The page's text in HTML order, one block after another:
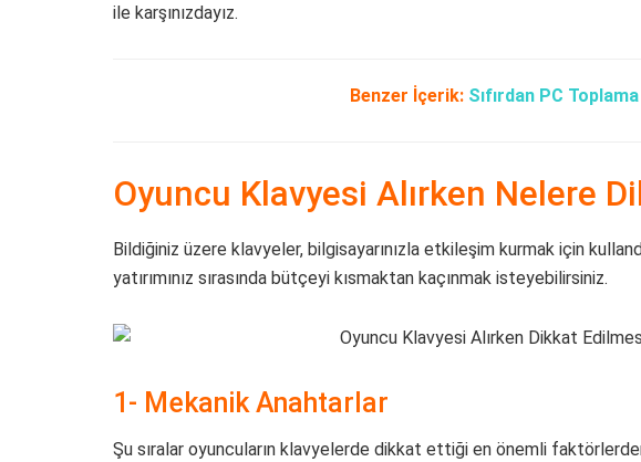
ile karşınızdayız.
Benzer İçerik: Sıfırdan PC
Oyuncu Klavyesi Alırken Nelere
Bildiğiniz üzere klavyeler, bilgisayarınızla etkileşim kurmak için
yatırımınız sırasında bütçeyi kısmaktan kaçınmak isteyebilirsiniz.
1- Mekanik Anahtarlar
Şu sıralar oyuncuların klavyelerde dikkat ettiği en önemli